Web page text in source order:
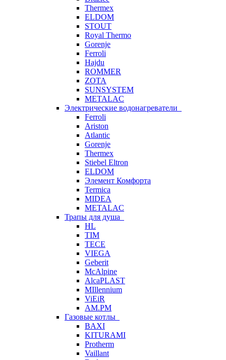
Thermex
ELDOM
STOUT
Royal Thermo
Gorenje
Ferroli
Hajdu
ROMMER
ZOTA
SUNSYSTEM
METALAC
Электрические водонагреватели
Ferroli
Ariston
Atlantic
Gorenje
Thermex
Stiebel Eltron
ELDOM
Элемент Комфорта
Termica
MIDEA
METALAC
Трапы для душа
HL
TIM
TECE
VIEGA
Geberit
McAlpine
AlcaPLAST
MIllennium
ViEiR
AM.PM
Газовые котлы
BAXI
KITURAMI
Protherm
Vaillant